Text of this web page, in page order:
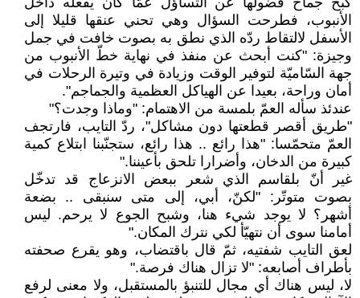
الأنبوب، فطرحت السؤال وهي تحني عنقها قليلا إلى
الأسفل لالتقاط ردّه الذي نطق به بصوت خافت في جمل
وجيزة: "كنت أبحث عن منفذ في نهاية خطّ الأنبوب من
جهة السّاميّة لتوفير الوقت وزيادة في وتيرة الرحلات في
أمان وراحة، بعيدا عن الهياكل العظمية والجماجم".
عندئذ سأله العمّ بلمسة من الاهتمام: "وماذا وجدت؟"
"طريق أقصر قطعتها دون مشاكل"، ردّ التايب، فارتجف
العمّ متحمّسا: "هذا رائع .. هذا رائع، ستجنّبنا ابتلاع كمية
كبيرة من الدخان، وأضرارا تلحق بأعيننا."
غير أنّ بلقاسم الذي شعر ببعض الانزعاج قد تدخّل
بصوت متوتّر: "لكنّ، أبي، إلى متى سنبقى .. بضعة
أشهر؟ لا يوجد شيء هنا، وشبح الجوع لا يرحم. ليس
أمامنا سوى أن نتهيّأ لكي نترك المكان."
لعق التايب شفتيه، ثمّ قال باقتضاب، وهو يقرع صحفته
بأطراف أصابعه: "لا تزال هناك فرصة."
لا، ليس هناك أي مجال للتنبؤ بالمستقبل، ولا معنى لرفع